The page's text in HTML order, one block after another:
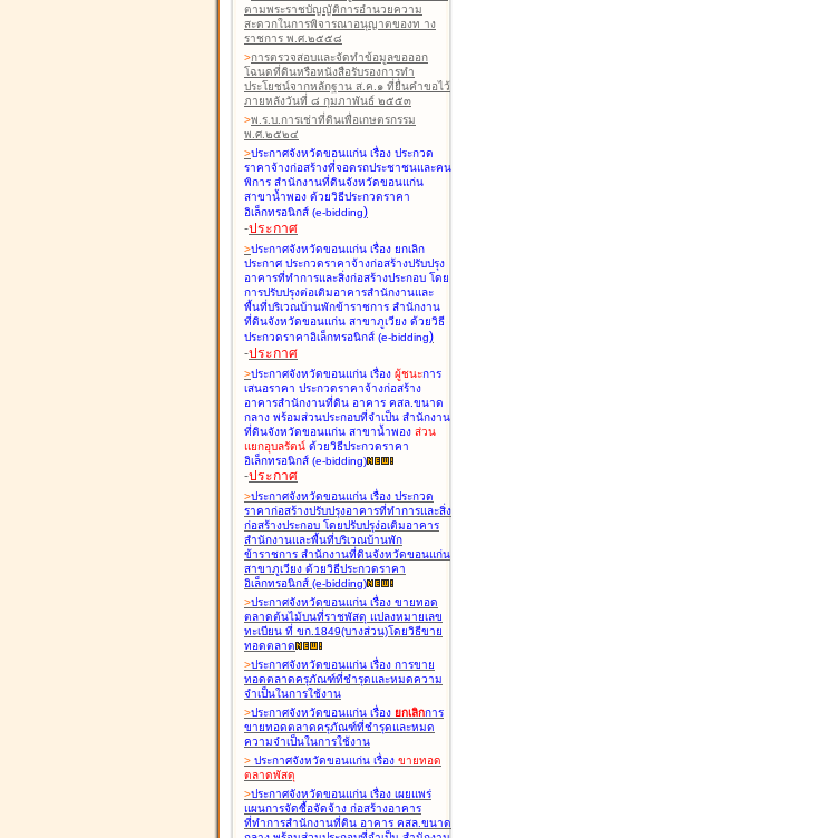
ตามพระราชบัญญัติการอำนวยความ
สะดวกในการพิจารณาอนุญาตของท าง
ราชการ พ.ศ.๒๕๕๘
>การตรวจสอบและจัดทำข้อมูลขอออก
โฉนดที่ดินหรือหนังสือรับรองการทำ
ประโยชน์จากหลักฐาน ส.ค.๑ ที่ยื่นคำขอไว้
ภายหลังวันที่ ๘ กุมภาพันธ์ ๒๕๕๓
>พ.ร.บ.การเช่าที่ดินเพื่อเกษตรกรรม
พ.ศ.๒๕๒๔
>ประกาศจังหวัดขอนแก่น เรื่อง ประกวด
ราคาจ้างก่อสร้างที่จอดรถประชาชนและคน
พิการ สำนักงานที่ดินจังหวัดขอนแก่น
สาขาน้ำพอง ด้วยวิธีประกวดราคา
อิเล็กทรอนิกส์ (e-bidding)
-ประกาศ
>ประกาศจังหวัดขอนแก่น เรื่อง ยกเลิก
ประกาศ ประกวดราคาจ้างก่อสร้างปรับปรุง
อาคารที่ทำการและสิ่งก่อสร้างประกอบ โดย
การปรับปรุงต่อเติมอาคารสำนักงานและ
พื้นที่บริเวณบ้านพักข้าราชการ สำนักงาน
ที่ดินจังหวัดขอนแก่น สาขาภูเวียง ด้วยวิธี
ประกวดราคาอิเล็กทรอนิกส์ (e-bidding)
-ประกาศ
>ประกาศจังหวัดขอนแก่น เรื่อง ผู้ชนะการ
เสนอราคา ประกวดราคาจ้างก่อสร้าง
อาคารสำนักงานที่ดิน อาคาร คสล.ขนาด
กลาง พร้อมส่วนประกอบที่จำเป็น สำนักงาน
ที่ดินจังหวัดขอนแก่น สาขาน้ำพอง ส่วน
แยกอุบลรัตน์ ด้วยวิธีประกวดราคา
อิเล็กทรอนิกส์ (e-bidding)
-ประกาศ
>ประกาศจังหวัดขอนแก่น เรื่อง ประกวด
ราคาก่อสร้างปรับปรุงอาคารที่ทำการและสิ่ง
ก่อสร้างประกอบ โดยปรับปรุง่อเติมอาคาร
สำนักงานและพื้นที่บริเวณบ้านพัก
ข้าราชการ สำนักงานที่ดินจังหวัดขอนแก่น
สาขาภูเวียง ด้วยวิธีประกวดราคา
อิเล็กทรอนิกส์ (e-bidding)
>ประกาศจังหวัดขอนแก่น เรื่อง ขายทอด
ตลาดต้นไม้บนที่ราชพัสดุ แปลงหมายเลข
ทะเบียน ที่ ขก.1849(บางส่วน)โดยวิธีขาย
ทอดตลาด
>ประกาศจังหวัดขอนแก่น เรื่อง การขาย
ทอดตลาดครุภัณฑ์ที่ชำรุดและหมดความ
จำเป็นในการใช้งาน
>ประกาศจังหวัดขอนแก่น เรื่อง ยกเลิกการ
ขายทอดตลาดครุภัณฑ์ที่ชำรุดและหมด
ความจำเป็นในการใช้งาน
> ประกาศจังหวัดขอนแก่น เรื่อง ขายทอด
ตลาดพัสดุ
>ประกาศจังหวัดขอนแก่น เรื่อง เผยแพร่
แผนการจัดซื้อจัดจ้าง ก่อสร้างอาคาร
ที่ทำการสำนักงานที่ดิน อาคาร คสล.ขนาด